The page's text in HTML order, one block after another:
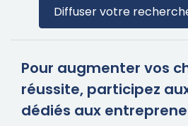
Diffuser votre
Pour augmenter vos
réussite, participez
dédiés aux